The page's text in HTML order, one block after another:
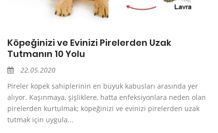
Köpeğinizi ve Evinizi Pirelerden Uzak
Tutmanın 10 Yolu
22.05.2020
Pireler köpek sahiplerinin en büyük kabusları arasında yer
alıyor. Kaşınmaya, şişliklere, hatta enfeksiyonlara neden olan
pirelerden kurtulmak; köpeğinizi ve evinizi pirelerden uzak
tutmak için uygula...